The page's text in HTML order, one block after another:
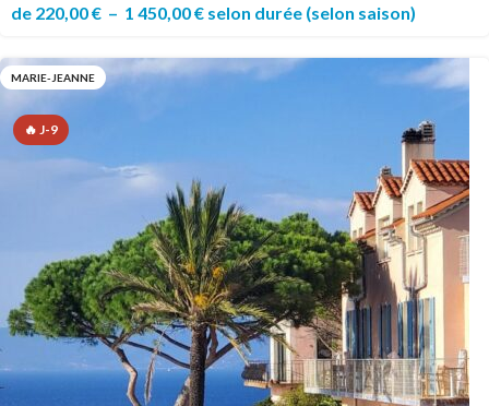
de 220,00€ – 1 450,00€ selon durée (selon saison)
🔥 J-9
MARIE-JEANNE